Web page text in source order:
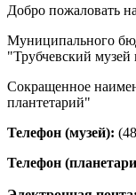
Добро пожаловать
Муниципального
"Трубчевский музей
Сокращенное
плантетарий"
Телефон (музей):
Телефон